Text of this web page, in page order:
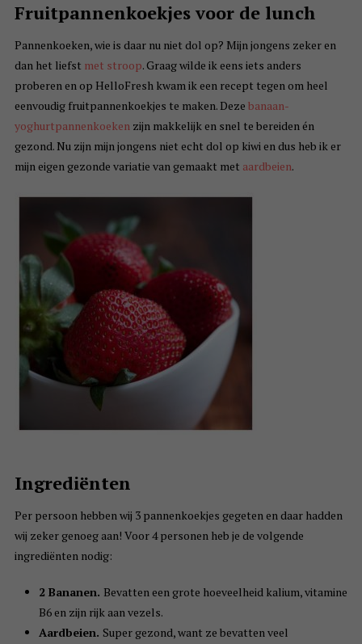
Fruitpannenkoekjes voor de lunch
Pannenkoeken, wie is daar nu niet dol op? Mijn jongens zeker en
dan het liefst met stroop. Graag wilde ik eens iets anders
proberen en op HelloFresh kwam ik een recept tegen om heel
eenvoudig fruitpannenkoekjes te maken. Deze banaan-
yoghurtpannenkoekenzijn makkelijk en snel te bereiden én
gezond. Nu zijn mijn jongens niet echt dol op kiwi en dus heb ik er
mijn eigen gezonde variatie van gemaakt met aardbeien.
Ingrediënten
Per persoon hebben wij 3 pannenkoekjes gegeten en daar hadden
wij zeker genoeg aan! Voor 4 personen heb je de volgende
ingrediënten nodig:
2 Bananen. Bevatten een grote hoeveelheid kalium, vitamine
B6 en zijn rijk aan vezels.
Aardbeien. Super gezond, want ze bevatten veel